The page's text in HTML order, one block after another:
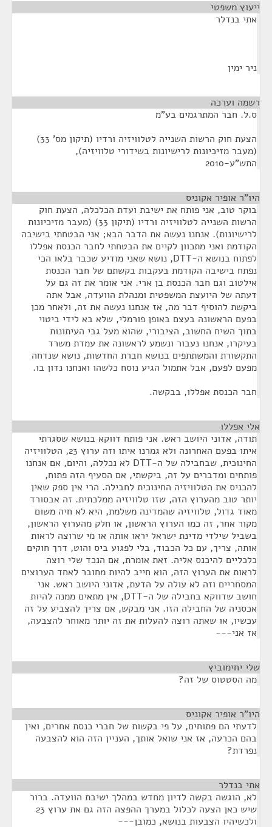
ייעוץ משפטי
אתי בנדלר
ניר ימין
רשמה וערכה
ס.ל. חבר המתרגמים בע"מ
הצעת חוק הרשות השנייה לטלוויזיה ורדיו (תיקון מס' 33)
(מעבר מזיכיונות לרישיונות בשידורי טלוויזיה),
התש"ע-2010
היו"ר אופיר אקוניס
בוקר טוב, אני פותח את ישיבת ועדת הכלכלה, הצעת חוק
הרשות השנייה לטלוויזיה ורדיו (תיקון 33) (מעבר מזיכיונות
לרישיונות). אנחנו נעשה את הדבר הבא; אני הבטחתי בישיבה
הקודמת ואני מתכוון לקיים את הבטחתי לחבר הכנסת אפללו
לפתוח בנושא ה-DTT, נושא שאני מודיע שכבר בלאו הכי
נפתח בישיבה הקודמת בעקבות בקשתם של חבר הכנסת
אילטוב וגם חבר הכנסת בן ארי. אני אומר את זה גם על
דעתה של היועצת המשפטית ומנהלת הוועדה, אבל אתה
ביקשת להוסיף דבר מה, אז אנחנו נעשה את זה, ולאחר מכן
בפעם הראשונה בעצם באופן פורמלי, שלא בא לידי ביטוי
בתוך השיח החשוב, הציבורי, שהוא מעל גבי העיתונות
בעיקרו, אנחנו נעבור ונשמע לראשונה את עמדת משרד
התקשורת והמשתתפים בנושא חברת החדשות, נושא שנדחה
מפעם לפעם, אבל אתמול הגיע נוסח כלשהו ואנחנו נדון בו.
חבר הכנסת אפללו, בבקשה.
אלי אפללו
תודה, אדוני היושב ראש. אני פותח דווקא בנושא שסגרתי
איתו בפעם האחרונה ולא גמרנו איתו וזה ערוץ 23, הטלוויזיה
החינוכית, שבחבילה של ה-DTT לא נכללה, והיום, אם אנחנו
פותחים ומדברים על זה, ביקשתי, אם הסעיף הזה פתוח,
להכניס את הטלוויזיה החינוכית לחבילה. הרי אין ספק שאין
יותר טוב מהערוץ הזה, שזו טלוויזיה ממלכתית. זה אבסורד
מאוד גדול, טלוויזיה שהמדינה משלמת, היא לא חיה משום
מקור אחר, זה כמו הערוץ הראשון, או חלק מהערוץ הראשון,
בשביל שילדי מדינת ישראל יראו אותה או מי שרוצה לראות
אותה, צריך, עם כל הכבוד, בלי לפגוע ביס והוט, דרך חוקים
כלכליים להיכנס אליה. זאת אומרת, אם הנכד שלי רוצה
לראות את הערוץ הזה, הוא חייב להיות מחובר לאחד הערוצים
המסחריים וזה לא עולה על הדעת, אדוני היושב ראש. אני
חושב שדווקא בחבילה של ה-DTT, אין מתאים ממנה להיות
אכסניה של החבילה הזו. אני מבקש, אם צריך להצביע על זה
עכשיו, או שאתה רוצה להעלות את זה יותר מאוחר להצבעה,
אז אני---
שלי יחימוביץ
מה הסטטוס של זה?
היו"ר אופיר אקוניס
לדעתי הם פתוחים, על פי בקשות של חברי כנסת אחרים, ואין
בהם הכרעה, אז אני שואל אותך, העניין הזה הוא להצבעה
נפרדת?
אתי בנדלר
לא, הוגשה בקשה לדיון מחדש במהלך ישיבת הוועדה. ברור
שיש כאן הצעה לכלול במערך ההפצה הזה גם את ערוץ 23
ולכשיהיו הצבעות בנושא, כמובן---